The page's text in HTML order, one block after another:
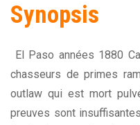
Synopsis
El Paso années 1880
chasseurs de primes
outlaw qui est mort
preuves sont